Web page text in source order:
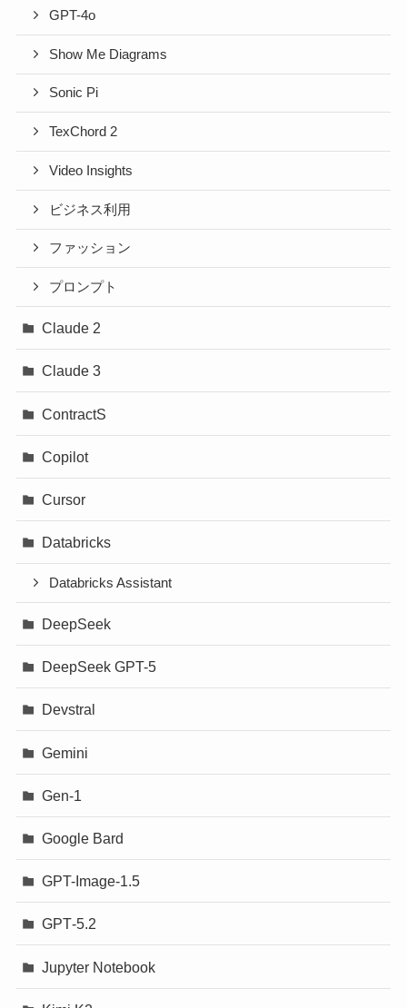
GPT-4o
Show Me Diagrams
Sonic Pi
TexChord 2
Video Insights
ビジネス利用
ファッション
プロンプト
Claude 2
Claude 3
ContractS
Copilot
Cursor
Databricks
Databricks Assistant
DeepSeek
DeepSeek GPT-5
Devstral
Gemini
Gen-1
Google Bard
GPT-Image-1.5
GPT‐5.2
Jupyter Notebook